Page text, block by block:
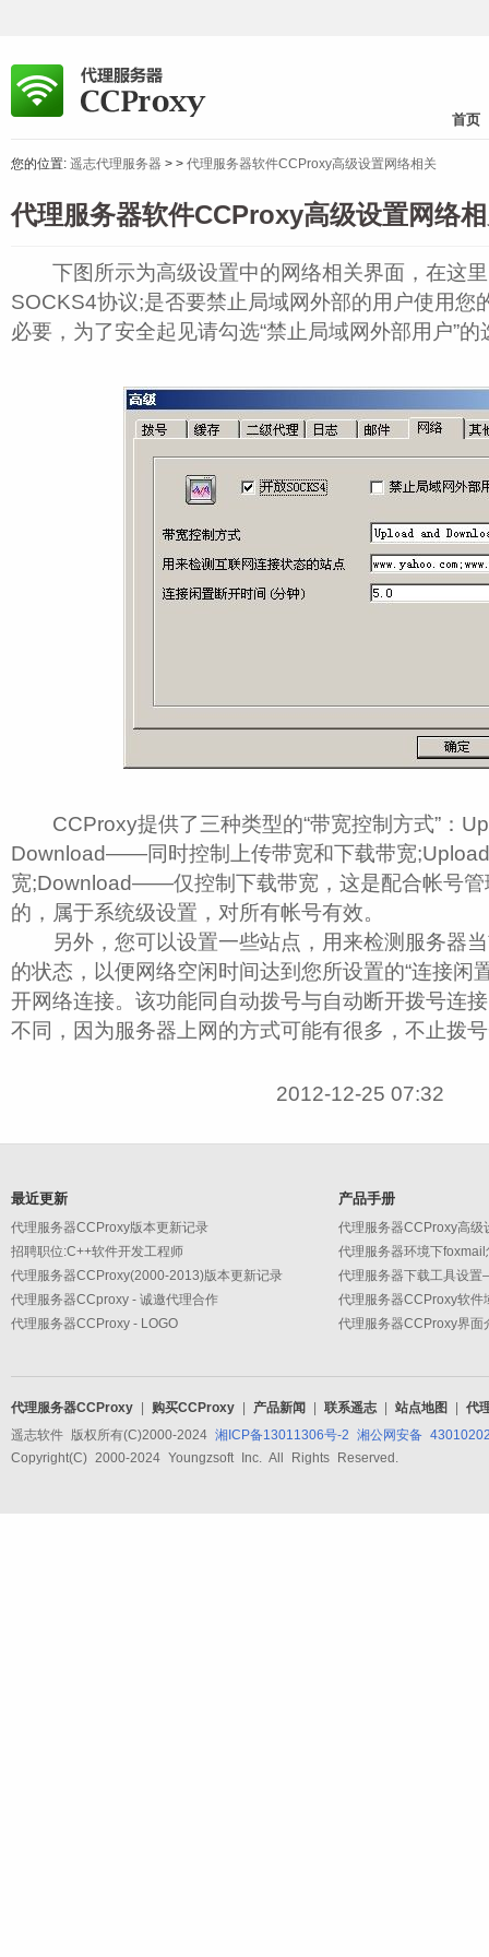
首页
您的位置: 遥志代理服务器 > > 代理服务器软件CCProxy高级设置网络相关
代理服务器软件CCProxy高级设置网络
下图所示为高级设置中的网络相关界面，在这里
SOCKS4协议;是否要禁止局域网外部的用户使用您
必要，为了安全起见请勾选“禁止局域网外部用户”的
CCProxy提供了三种类型的“带宽控制方式”：
Download――同时控制上传带宽和下载带宽
宽;Download――仅控制下载带宽，这是配合帐号管
的，属于系统级设置，对所有帐号有效。
另外，您可以设置一些站点，用来检测服务器当
的状态，以便网络空闲时间达到您所设置的“连接闲
开网络连接。该功能同自动拨号与自动断开拨号连
不同，因为服务器上网的方式可能有很多，不止拨
2012-12-25 07:32
最近更新
代理服务器CCProxy版本更新记录
招聘职位:C++软件开发工程师
代理服务器CCProxy(2000-2013)版本更新记录
代理服务器CCproxy - 诚邀代理合作
代理服务器CCProxy - LOGO
产品手册
代理服务器环境下
代理服务器CCProxy软件
代理服务器CCProxy界面
代理服务器CCProxy 购买CCProxy 产品新闻 联系遥志 站点地图
代
遥志软件 版权所有(C)2000-2024 湘ICP备13011306号-2 湘公网安备
Copyright(C) 2000-2024 Youngzsoft Inc. All Rights Reserved.